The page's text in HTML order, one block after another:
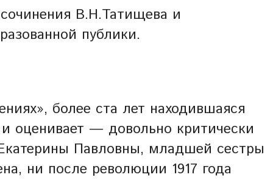
В.Н.Татищева и
публики.
более ста лет находившаяся
оценивает — довольно критически
Павловны, младшей сестры
ни после революции 1917 года